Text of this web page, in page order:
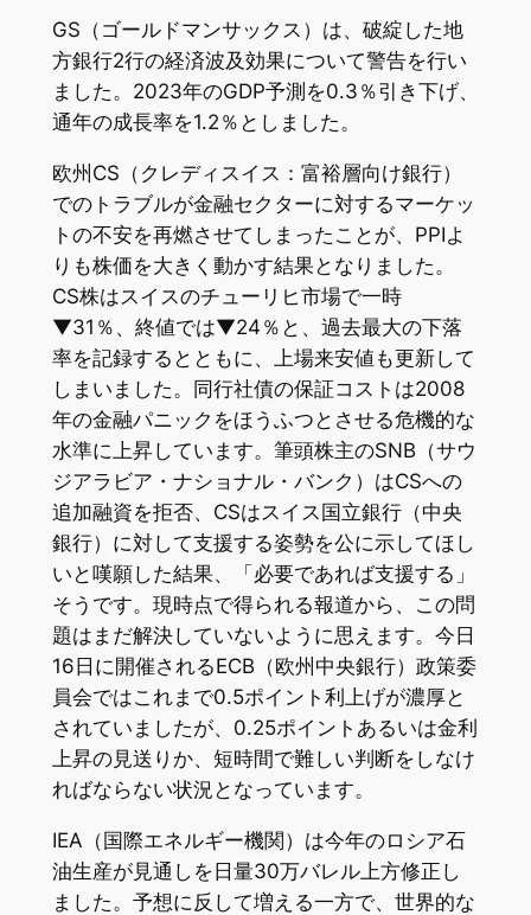
GS（ゴールドマンサックス）は、破綻した地
方銀行2行の経済波及効果について警告を行い
ました。2023年のGDP予測を0.3％引き下げ、
通年の成長率を1.2％としました。
欧州CS（クレディスイス：富裕層向け銀行）
でのトラブルが金融セクターに対するマーケッ
トの不安を再燃させてしまったことが、PPIよ
りも株価を大きく動かす結果となりました。
CS株はスイスのチューリヒ市場で一時
▼31％、終値では▼24％と、過去最大の下落
率を記録するとともに、上場来安値も更新して
しまいました。同行社債の保証コストは2008
年の金融パニックをほうふつとさせる危機的な
水準に上昇しています。筆頭株主のSNB（サウ
ジアラビア・ナショナル・バンク）はCSへの
追加融資を拒否、CSはスイス国立銀行（中央
銀行）に対して支援する姿勢を公に示してほし
いと嘆願した結果、「必要であれば支援する」
そうです。現時点で得られる報道から、この問
題はまだ解決していないように思えます。今日
16日に開催されるECB（欧州中央銀行）政策委
員会ではこれまで0.5ポイント利上げが濃厚と
されていましたが、0.25ポイントあるいは金利
上昇の見送りか、短時間で難しい判断をしなけ
ればならない状況となっています。
IEA（国際エネルギー機関）は今年のロシア石
油生産が見通しを日量30万バレル上方修正し
ました。予想に反して増える一方で、世界的な